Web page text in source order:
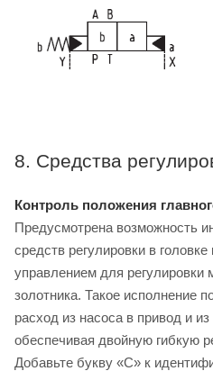
8. Средства
Контроль положения
Предусмотрена возможность
средств регулировки в
управлением для регулировки
золотника. Такое исполнение
расход из насоса в привод и
обеспечивая двойную гибкую
Добавьте букву «C» к